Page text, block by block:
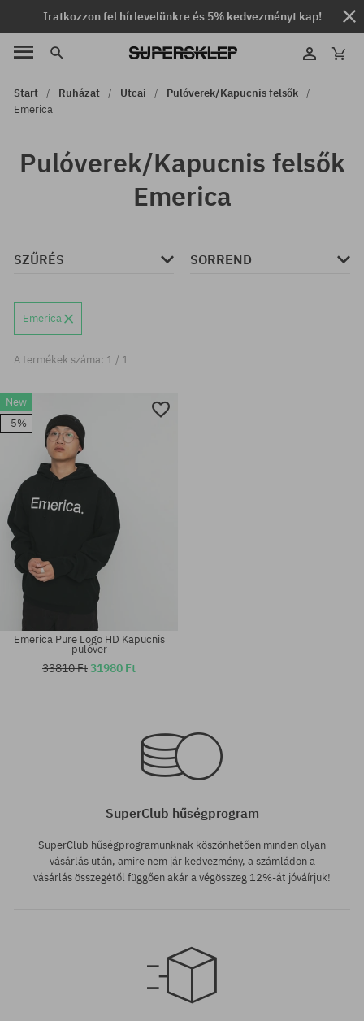
Iratkozzon fel hírlevelünkre és 5% kedvezményt kap!
Start Ruházat Utcai
Pulóverek/Kapucnis felsők
Emerica
Pulóverek/Kapucnis felsők
Emerica
SZŰRÉS SORREND
Emerica
A termékek száma: 1 / 1
New
-5%
Emerica Pure Logo HD Kapucnis
pulóver
33810 Ft31980 Ft
SuperClub hűségprogram
SuperClub hűségprogramunknak köszönhetően minden olyan
vásárlás után, amire nem jár kedvezmény, a számládon a
vásárlás összegétől függően akár a végösszeg 12%-át jóváírjuk!